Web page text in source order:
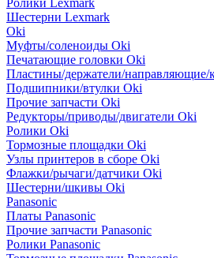
Ролики Lexmark
Шестерни Lexmark
Oki
Муфты/соленоиды Oki
Печатающие головки Oki
Пластины/держатели/направляющие/
Подшипники/втулки Oki
Прочие запчасти Oki
Редукторы/приводы/двигатели Oki
Ролики Oki
Тормозные площадки Oki
Узлы принтеров в сборе Oki
Флажки/рычаги/датчики Oki
Шестерни/шкивы Oki
Panasonic
Платы Panasonic
Прочие запчасти Panasonic
Ролики Panasonic